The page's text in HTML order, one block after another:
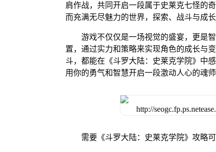
肩作战，共同开启一段属于史莱克七怪的
而充满无尽魅力的世界，探索、战斗与成
游戏不仅仅是一场视觉的盛宴，更是
置，通过实力和策略来实现角色的成长与
斗，都能在《斗罗大陆：史莱克学院》中
用你的勇气和智慧开启一段激动人心的魂师
需要《斗罗大陆：史莱克学院》攻略